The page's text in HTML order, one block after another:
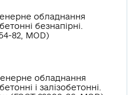
обладнання
безнапірні.
82, MOD)
обладнання
і залізобетонні.